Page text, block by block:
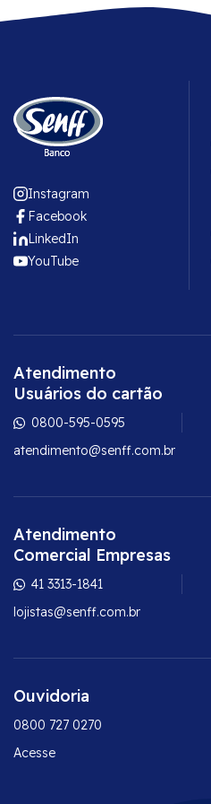
Instagram
Facebook
LinkedIn
YouTube
Atendimento
Usuários do cartão
0800-595-0595
atendimento@senff.com.br
Atendimento
Comercial Empresas
41 3313-1841
lojistas@senff.com.br
Ouvidoria
0800 727 0270
Acesse